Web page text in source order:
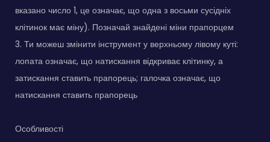
вказано число 1, це означає, що одна з восьми сусідніх
клітинок має міну). Позначай знайдені міни прапорцем
3. Ти можеш змінити інструмент у верхньому лівому куті:
лопата означає, що натискання відкриває клітинку, а
затискання ставить прапорець; галочка означає, що
натискання ставить прапорець
Особливості